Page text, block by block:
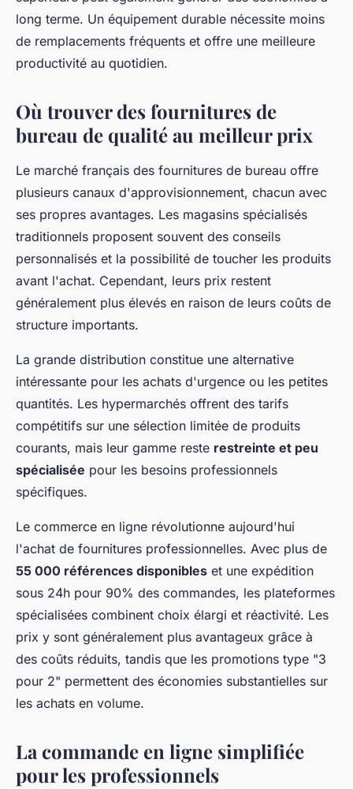
long terme. Un équipement durable nécessite moins
de remplacements fréquents et offre une meilleure
productivité au quotidien.
Où trouver des fournitures de
bureau de qualité au meilleur prix
Le marché français des fournitures de bureau offre
plusieurs canaux d'approvisionnement, chacun avec
ses propres avantages. Les magasins spécialisés
traditionnels proposent souvent des conseils
personnalisés et la possibilité de toucher les produits
avant l'achat. Cependant, leurs prix restent
généralement plus élevés en raison de leurs coûts de
structure importants.
La grande distribution constitue une alternative
intéressante pour les achats d'urgence ou les petites
quantités. Les hypermarchés offrent des tarifs
compétitifs sur une sélection limitée de produits
courants, mais leur gamme reste restreinte et peu
spécialisée pour les besoins professionnels
spécifiques.
Le commerce en ligne révolutionne aujourd'hui
l'achat de fournitures professionnelles. Avec plus de
55 000 références disponibles et une expédition
sous 24h pour 90% des commandes, les plateformes
spécialisées combinent choix élargi et réactivité. Les
prix y sont généralement plus avantageux grâce à
des coûts réduits, tandis que les promotions type "3
pour 2" permettent des économies substantielles sur
les achats en volume.
La commande en ligne simplifiée
pour les professionnels